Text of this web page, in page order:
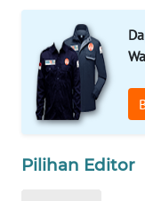
Pilihan Editor
KARING
JURNAL
MARITIM
NEWS